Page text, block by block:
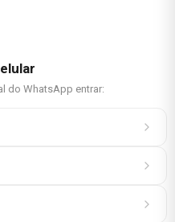
do WhatsApp entrar: